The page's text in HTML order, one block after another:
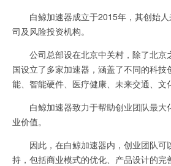
白鲸加速器成立于2015年，其创始人
司及风险投资机构。
公司总部设在北京中关村，除了北京
国设立了多家加速器，涵盖了不同的科技
能、智能硬件、医疗健康、未来交通、文
白鲸加速器致力于帮助创业团队最大
业价值。
因此，在白鲸加速器内，创业团队可
持，包括商业模式的优化、产品设计的完